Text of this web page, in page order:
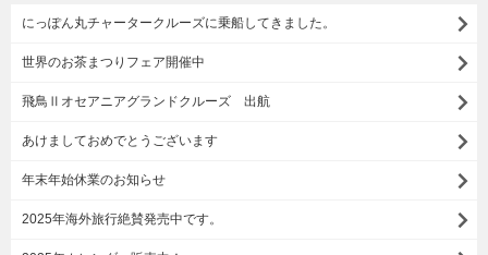
にっぽん丸チャータークルーズに乗船してきました。
世界のお茶まつりフェア開催中
飛鳥Ⅱオセアニアグランドクルーズ 出航
あけましておめでとうございます
年末年始休業のお知らせ
2025年海外旅行絶賛発売中です。